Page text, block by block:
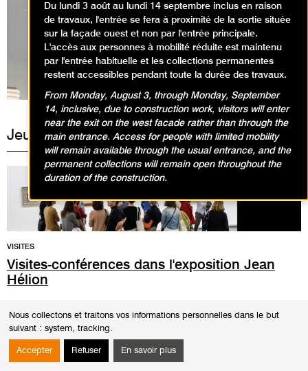
Nous collectons et traitons vos informations personnelles dans le but
suivant : system, tracking.
Accepter Refuser En savoir plus
Expositions en cours
Jeudi 2 mai 2024
Visites-conférences dans l'exposition Jean
Hélion
VISITES
19h00Durée1h30
Cette rencontre est également l'occasion d'un échange autour des
oeuvres.
Du lundi 3 août au lundi 14 septembre inclus en raison
de travaux, l'entrée se fera à proximité de la sortie située
sur la façade ouest et non par l'entrée principale.
L'accès aux personnes à mobilité réduite est maintenu
par l'entrée habituelle et les collections permanentes
restent accessibles pendant toute la durée des travaux.
From Monday, August 3, through Monday, September
14, inclusive, due to construction work, visitors will enter
near the exit on the west facade rather than through the
main entrance. Access for people with limited mobility
will remain available through the usual entrance, and the
permanent collections will remain open throughout the
duration of the construction.